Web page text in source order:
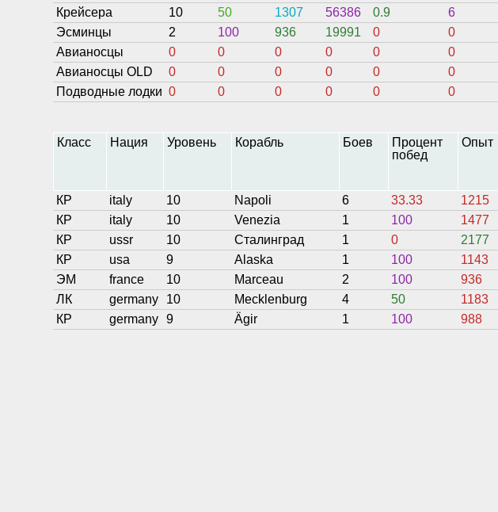
Крейсера
10 50 1307 56386 0.9 6
Эсминцы
2 100 936 19991 0 0
Авианосцы
0 0 0 0 0 0
Авианосцы OLD
0 0 0 0 0 0
Подводные лодки 0 0 0 0 0 0
Класс Нация Уровень Корабль Боев
Процент
побед
Опыт
КР italy 10 Napoli 6 33.33 1215
КР
italy 10 Venezia 1 100 1477
КР
ussr 10 Сталинград 1 0 2177
КР
usa 9 Alaska 1 100 1143
ЭМ
france 10 Marceau 2 100 936
ЛК
germany 10 Mecklenburg 4 50 1183
КР
germany 9 Ägir 1 100 988